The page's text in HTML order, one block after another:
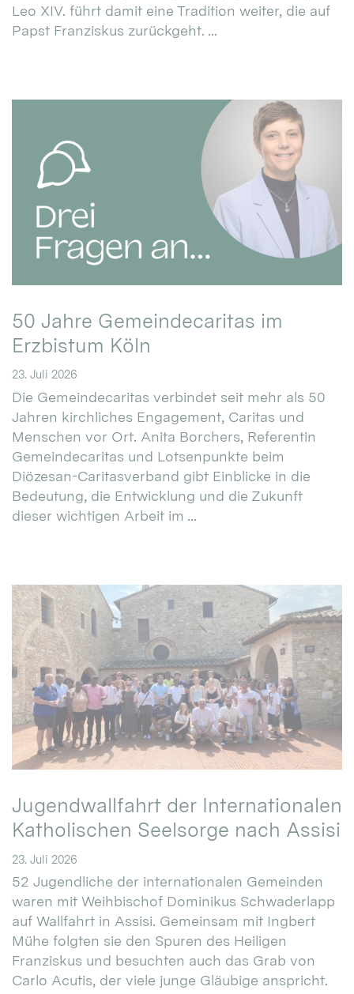
Leo XIV. führt damit eine Tradition weiter, die auf
Papst Franziskus zurückgeht. ...
50 Jahre Gemeindecaritas im
Erzbistum Köln
23. Juli 2026
Die Gemeindecaritas verbindet seit mehr als 50
Jahren kirchliches Engagement, Caritas und
Menschen vor Ort. Anita Borchers, Referentin
Gemeindecaritas und Lotsenpunkte beim
Diözesan-Caritasverband gibt Einblicke in die
Bedeutung, die Entwicklung und die Zukunft
dieser wichtigen Arbeit im ...
Jugendwallfahrt der Internationalen
Katholischen Seelsorge nach Assisi
23. Juli 2026
52 Jugendliche der internationalen Gemeinden
waren mit Weihbischof Dominikus Schwaderlapp
auf Wallfahrt in Assisi. Gemeinsam mit Ingbert
Mühe folgten sie den Spuren des Heiligen
Franziskus und besuchten auch das Grab von
Carlo Acutis, der viele junge Gläubige anspricht.